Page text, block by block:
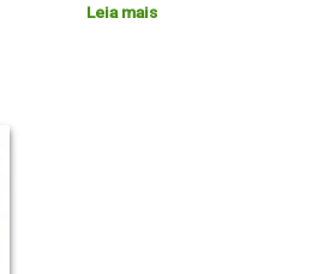
Leia mais